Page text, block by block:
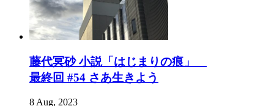
藤代冥砂 小説「はじまりの痕」
最終回 #54 さあ生きよう
8 Aug, 2023